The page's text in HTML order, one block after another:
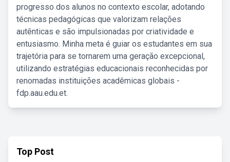
progresso dos alunos no contexto escolar, adotando
técnicas pedagógicas que valorizam relações
autênticas e são impulsionadas por criatividade e
entusiasmo. Minha meta é guiar os estudantes em sua
trajetória para se tornarem uma geração excepcional,
utilizando estratégias educacionais reconhecidas por
renomadas instituições acadêmicas globais -
fdp.aau.edu.et.
Top Post